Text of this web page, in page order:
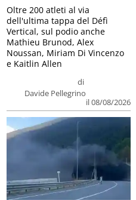
di
Davide Pellegrino
il 08/08/2026
Oltre 200 atleti al via
dell'ultima tappa del Défì
Vertical, sul podio anche
Mathieu Brunod, Alex
Noussan, Miriam Di Vincenzo
e Kaitlin Allen